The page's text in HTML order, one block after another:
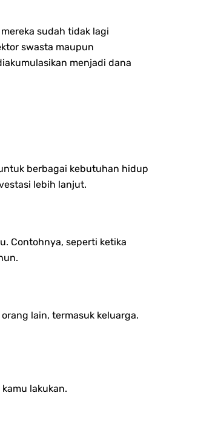
sudah tidak lagi
swasta maupun
menjadi dana
berbagai kebutuhan hidup
lebih lanjut.
Contohnya, seperti ketika
lain, termasuk keluarga.
lakukan.